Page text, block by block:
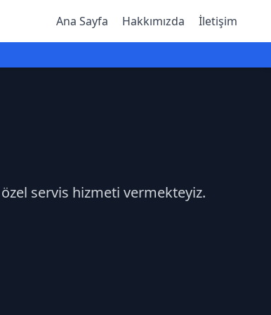
Ana Sayfa Hakkımızda İletişim
servis hizmeti vermekteyiz.